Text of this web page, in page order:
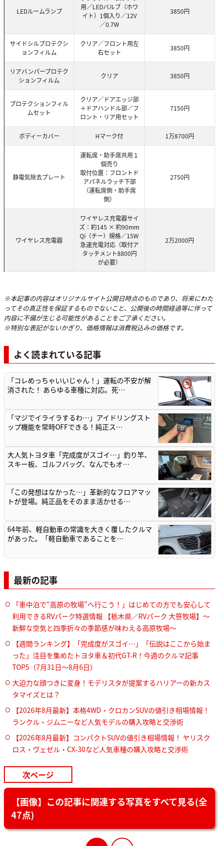
LEDルームランプ
用／LEDバルブ（ホワ
イト）1個入り／12V
／0.7W
3850円
サイドシルプロテクシ
ョンフィルム
クリア／フロント用左
右セット
3850円
リアバンパープロテク
ションフィルム
クリア 3850円
プロテクションフィル
ムセット
クリア／ドアエッジ部
＋ドアハンドル部／フ
ロント・リア用セット
7150円
ボディーカバー Hマーク付 1万8700円
静電気除去プレート
運転席・助手席共用１
個売り
取付位置：フロントド
アパネルラッチ下部
（運転席側・助手席
側）
2750円
ワイヤレス充電器
ワイヤレス充電器サイ
ズ：約145 × 約90mm
Qi（チー）規格／15W
急速充電対応（取付ア
タッチメント8800円
が必要）
2万2000円
※本記事の内容はオリジナルサイト公開日時点のものであり、将来にわた
ってその真正性を保証するものでないこと、公開後の時間経過等に伴って
内容に不備が生じる可能性があることをご了承ください。
※特別な表記がないかぎり、価格情報は消費税込みの価格です。
よく読まれている記事
「コレめっちゃいいじゃん！」運転の不安が解
消された！ あらゆる車種に対応。死…
「マジでイライラするわ…」アイドリングスト
ップ機能を常時OFFできる！純正ス…
大人気トヨタ車「完成度がスゴイ…」釣り竿、
スキー板、ゴルフバッグ、なんでもオ…
「この発想はなかった…」革新的なフロアマッ
トが登場。純正品をそのまま活かせる…
64年前、軽自動車の常識を大きく覆したクルマ
があった。「軽自動車であることを…
最新の記事
「車中泊で“高原の牧場”へ行こう！」はじめての方でも安心して
利用できるRVパーク特選情報 【栃木県／RVパーク 大笹牧場】～
新鮮な空気と四季折々の季節感が味わえる高原牧場～
【週間ランキング】「完成度がスゴイ…」「伝説はここから始ま
った」注目を集めたトヨタ車＆初代GT-R！今週のクルマ記事
TOP5（7月31日〜8月6日）
大迫力な顔つきに変身！モデリスタが提案するハリアーの新カス
タマイズとは？
【2026年8月最新】本格4WD・クロカンSUVの値引き相場情報！
ランクル・ジムニーなど人気モデルの購入攻略と交渉術
【2026年8月最新】コンパクトSUVの値引き相場情報！ ヤリスク
ロス・ヴェゼル・CX-30など人気車種の購入攻略と交渉術
次ページ
【画像】この記事に関連する写真をすべて見る(全
47点)